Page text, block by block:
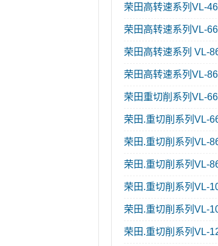
荣田高转速系列VL-
荣田高转速系列VL-
荣田高转速系列 VL-
荣田高转速系列VL-
荣田重切削系列VL-
荣田.重切削系列VL-
荣田.重切削系列VL-
荣田.重切削系列VL-
荣田.重切削系列VL-
荣田.重切削系列VL-
荣田.重切削系列VL-